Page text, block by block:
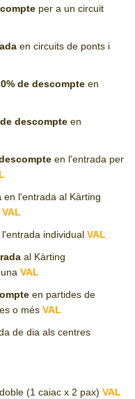
per a un circuit
en circuits de ponts i
de descompte en
de descompte en
en l'entrada per
en l'entrada al Kàrting
VAL
l'entrada individual VAL
al Kàrting
VAL
en partides de
o més VAL
de dia als centres
(1 caiac x 2 pax) VAL